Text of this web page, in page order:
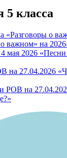
класса
«Разговоры о
важном» на
4 мая 2026
на 27.04.2026
РОВ на